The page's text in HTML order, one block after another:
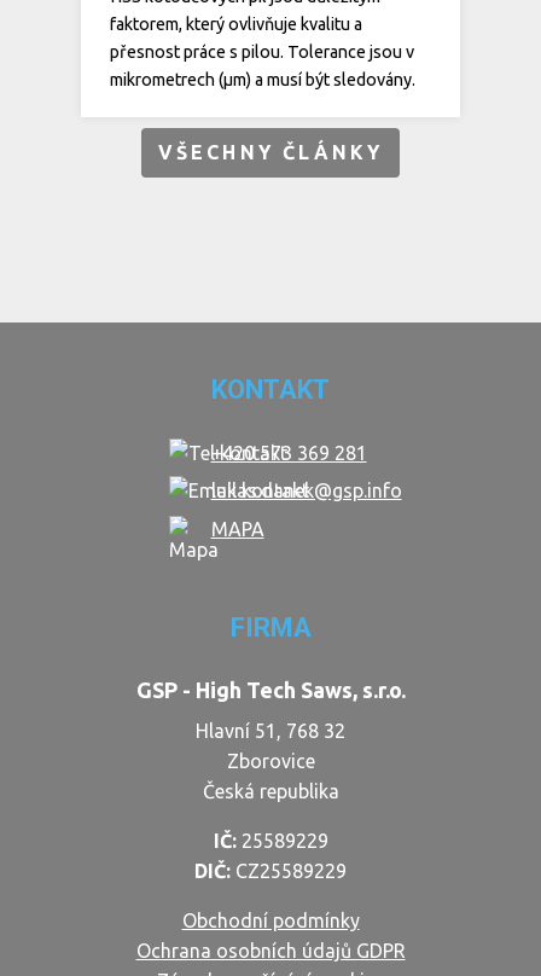
faktorem, který ovlivňuje kvalitu a
přesnost práce s pilou. Tolerance jsou v
mikrometrech (µm) a musí být sledovány.
VŠECHNY ČLÁNKY
FIRMA
GSP - High Tech Saws, s.r.o.
Hlavní 51, 768 32
Zborovice
Česká republika
IČ:25589229
DIČ: CZ25589229
KONTAKT
+420 573 369 281
lukas.danek@gsp.info
MAPA
Obchodní podmínky
Ochrana osobních údajů GDPR